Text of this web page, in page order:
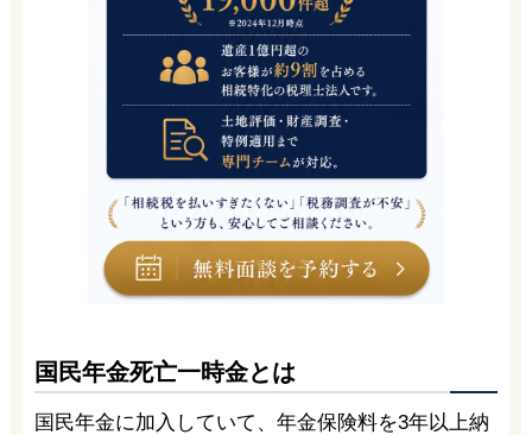
国民年金死亡一時金とは
国民年金に加入していて、年金保険料を3年以上納